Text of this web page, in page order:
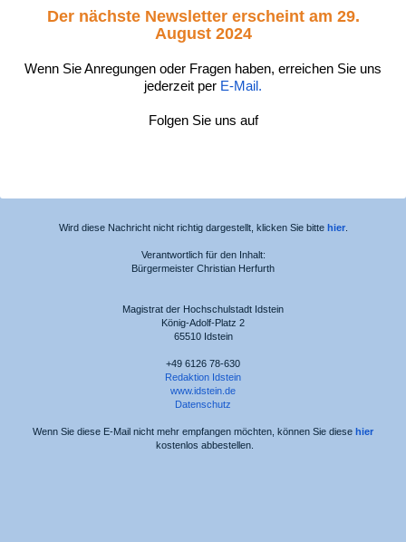
Der nächste Newsletter erscheint am 29.
August 2024
Wenn Sie Anregungen oder Fragen haben, erreichen Sie uns
jederzeit per E-Mail.
Folgen Sie uns auf
Wird diese Nachricht nicht richtig dargestellt, klicken Sie bitte hier.
Verantwortlich für den Inhalt:
Bürgermeister Christian Herfurth
Magistrat der Hochschulstadt Idstein
König-Adolf-Platz 2
65510 Idstein
+49 6126 78-630
Redaktion Idstein
www.idstein.de
Datenschutz
Wenn Sie diese E-Mail nicht mehr empfangen möchten, können Sie diese hier
kostenlos abbestellen.